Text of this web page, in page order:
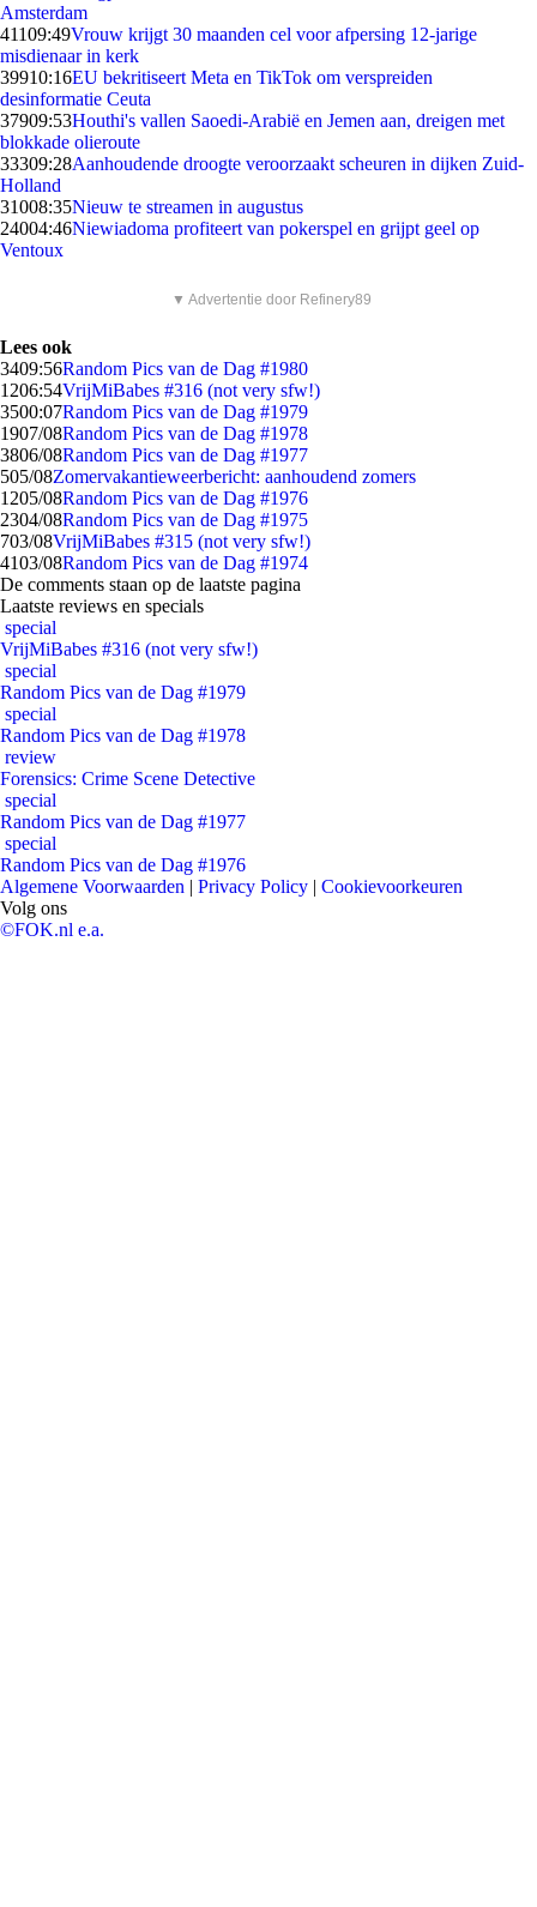
Amsterdam
41109:49Vrouw krijgt 30 maanden cel voor afpersing 12-jarige
misdienaar in kerk
39910:16EU bekritiseert Meta en TikTok om verspreiden
desinformatie Ceuta
37909:53Houthi's vallen Saoedi-Arabië en Jemen aan, dreigen met
blokkade olieroute
33309:28Aanhoudende droogte veroorzaakt scheuren in dijken Zuid-
Holland
31008:35Nieuw te streamen in augustus
24004:46Niewiadoma profiteert van pokerspel en grijpt geel op
Ventoux
▼ Advertentie door Refinery89
Lees ook
3409:56Random Pics van de Dag #1980
1206:54VrijMiBabes #316 (not very sfw!)
3500:07Random Pics van de Dag #1979
1907/08Random Pics van de Dag #1978
3806/08Random Pics van de Dag #1977
505/08Zomervakantieweerbericht: aanhoudend zomers
1205/08Random Pics van de Dag #1976
2304/08Random Pics van de Dag #1975
703/08VrijMiBabes #315 (not very sfw!)
4103/08Random Pics van de Dag #1974
De comments staan op de laatste pagina
Laatste reviews en specials
special
VrijMiBabes #316 (not very sfw!)
special
Random Pics van de Dag #1979
special
Random Pics van de Dag #1978
review
Forensics: Crime Scene Detective
special
Random Pics van de Dag #1977
special
Random Pics van de Dag #1976
Algemene Voorwaarden | Privacy Policy | Cookievoorkeuren
Volg ons
©FOK.nl e.a.